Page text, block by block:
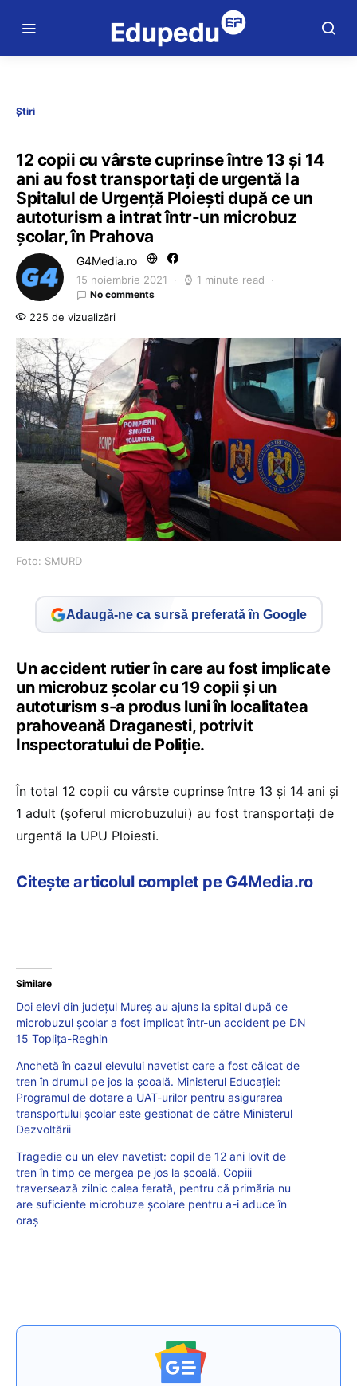
Știri
12 copii cu vârste cuprinse între 13 și 14
ani au fost transportați de urgentă la
Spitalul de Urgență Ploiești după ce un
autoturism a intrat într-un microbuz
școlar, în Prahova
G4Media.ro
15 noiembrie 2021 1 minute read
No comments
225 de vizualizări
Foto: SMURD
Adaugă-ne ca sursă preferată în Google
Un accident rutier în care au fost implicate
un microbuz școlar cu 19 copii și un
autoturism s-a produs luni în localitatea
prahoveană Draganesti, potrivit
Inspectoratului de Poliție.
În total 12 copii cu vârste cuprinse între 13 și 14 ani și
1 adult (șoferul microbuzului) au fost transportați de
urgentă la UPU Ploiesti.
Citește articolul complet pe G4Media.ro
Similare
Doi elevi din județul Mureș au ajuns la spital după ce
microbuzul școlar a fost implicat într-un accident pe DN
15 Topliţa-Reghin
Anchetă în cazul elevului navetist care a fost călcat de
tren în drumul pe jos la școală. Ministerul Educației:
Programul de dotare a UAT-urilor pentru asigurarea
transportului școlar este gestionat de către Ministerul
Dezvoltării
Tragedie cu un elev navetist: copil de 12 ani lovit de
tren în timp ce mergea pe jos la școală. Copiii
traversează zilnic calea ferată, pentru că primăria nu
are suficiente microbuze școlare pentru a-i aduce în
oraș